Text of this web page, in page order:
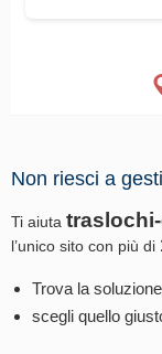
Non riesci a
Ti aiuta
l’unico sito con più di
Trova la
scegli quello